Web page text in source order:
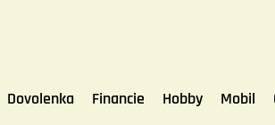
Dovolenka Financie Hobby Mobil